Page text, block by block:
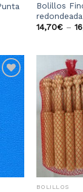
Bolillos
redondeada
14,70€–
la
lista
BOLILLOS